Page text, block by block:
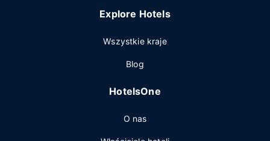
Explore Hotels
Wszystkie kraje
Blog
HotelsOne
O nas